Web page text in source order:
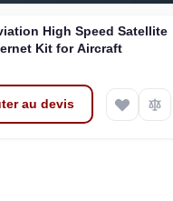
High Speed Satellite
Kit for Aircraft
au devis